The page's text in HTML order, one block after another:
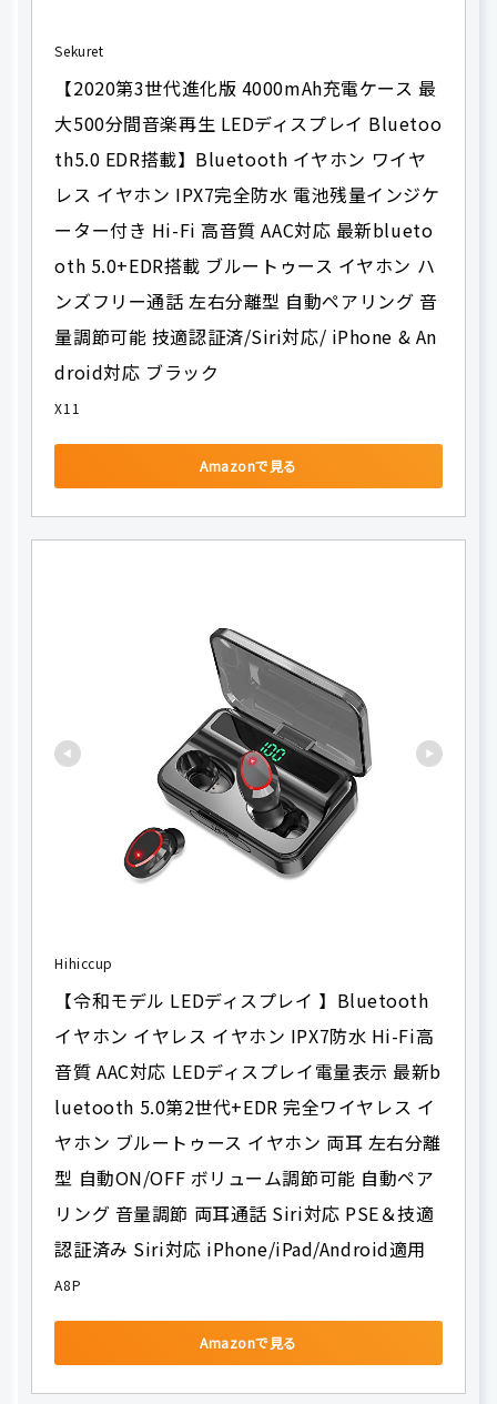
Sekuret
【2020第3世代進化版 4000mAh充電ケース 最
大500分間音楽再生 LEDディスプレイ Bluetoo
th5.0 EDR搭載】Bluetooth イヤホン ワイヤ
レス イヤホン IPX7完全防水 電池残量インジケ
ーター付き Hi-Fi 高音質 AAC対応 最新blueto
oth 5.0+EDR搭載 ブルートゥース イヤホン ハ
ンズフリー通話 左右分離型 自動ペアリング 音
量調節可能 技適認証済/Siri対応/ iPhone & An
droid対応 ブラック
X11
Amazonで見る
Hihiccup
【令和モデル LEDディスプレイ 】Bluetooth
イヤホン イヤレス イヤホン IPX7防水 Hi-Fi高
音質 AAC対応 LEDディスプレイ電量表示 最新b
luetooth 5.0第2世代+EDR 完全ワイヤレス イ
ヤホン ブルートゥース イヤホン 両耳 左右分離
型 自動ON/OFF ボリューム調節可能 自動ペア
リング 音量調節 両耳通話 Siri対応 PSE＆技適
認証済み Siri対応 iPhone/iPad/Android適用
A8P
Amazonで見る